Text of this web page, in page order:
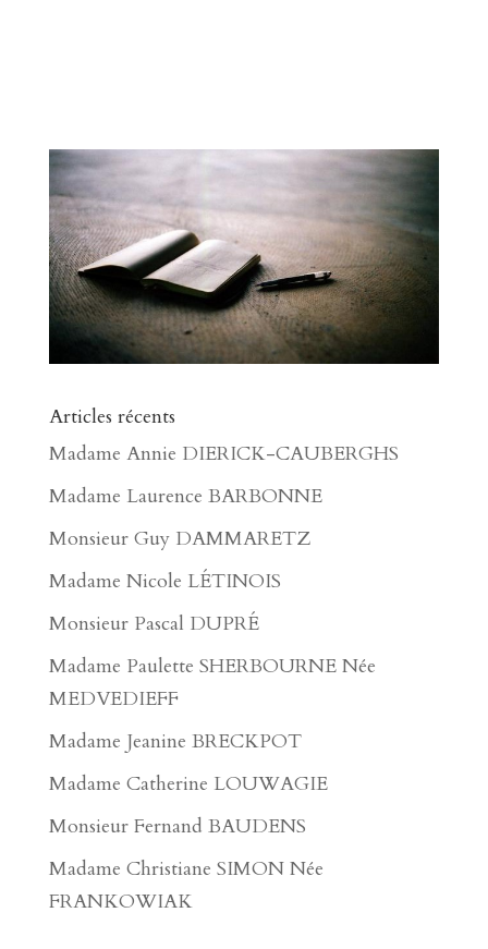
Articles récents
Madame Annie DIERICK-CAUBERGHS
Madame Laurence BARBONNE
Monsieur Guy DAMMARETZ
Madame Nicole LÉTINOIS
Monsieur Pascal DUPRÉ
Madame Paulette SHERBOURNE Née
MEDVEDIEFF
Madame Jeanine BRECKPOT
Madame Catherine LOUWAGIE
Monsieur Fernand BAUDENS
Madame Christiane SIMON Née
FRANKOWIAK